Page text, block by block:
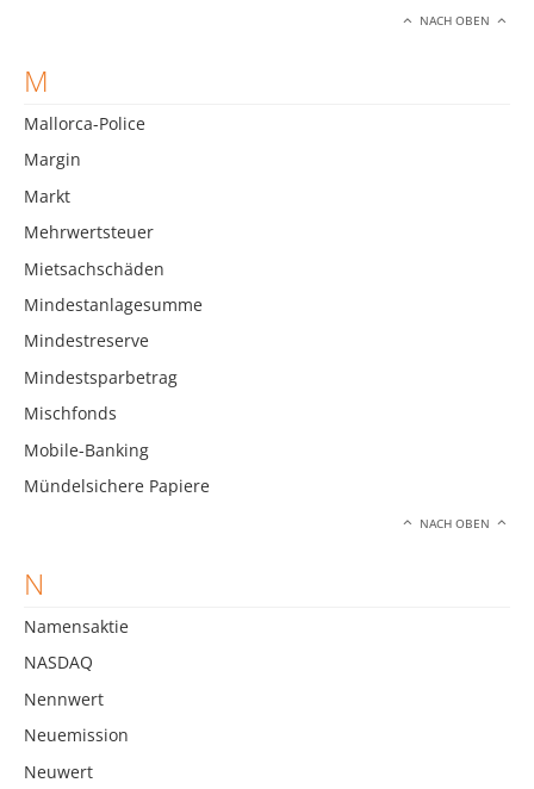
NACH OBEN
M
Mallorca-Police
Margin
Markt
Mehrwertsteuer
Mietsachschäden
Mindestanlagesumme
Mindestreserve
Mindestsparbetrag
Mischfonds
Mobile-Banking
Mündelsichere Papiere
NACH OBEN
N
Namensaktie
NASDAQ
Nennwert
Neuemission
Neuwert